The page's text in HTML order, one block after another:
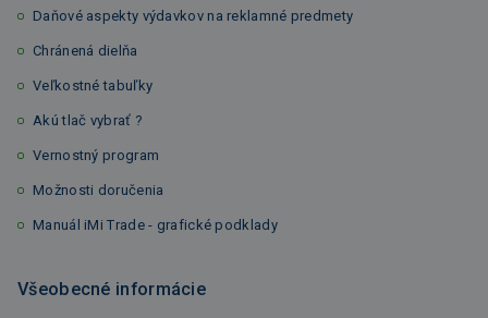
Daňové aspekty výdavkov na reklamné predmety
Chránená dielňa
Veľkostné tabuľky
Akú tlač vybrať ?
Vernostný program
Možnosti doručenia
Manuál iMi Trade - grafické podklady
Všeobecné informácie